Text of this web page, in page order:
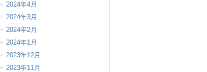
2024年4月
2024年3月
2024年2月
2024年1月
2023年12月
2023年11月